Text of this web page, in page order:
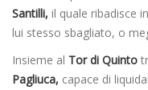
Santilli, il quale ribadisce
lui stesso sbagliato, o
Insieme al Tor di Quinto
Pagliuca, capace di